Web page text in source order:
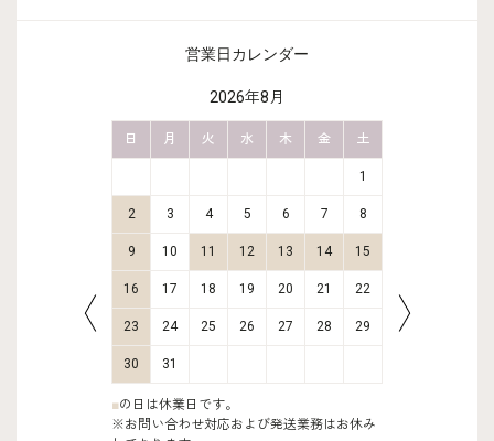
営業日カレンダー
2026年8月
日 月 火 水 木 金 土
1
2 3 4 5 6 7 8
9 10 11 12 13 14 15
16 17 18 19 20 21 22
23 24 25 26 27 28 29
30 31
■の日は休業日です。
※お問い合わせ対応および発送業務はお休み